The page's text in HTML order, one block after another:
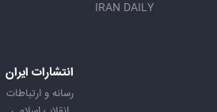
IRAN DAILY
انتشارات ایران
رسانه و ارتباطات